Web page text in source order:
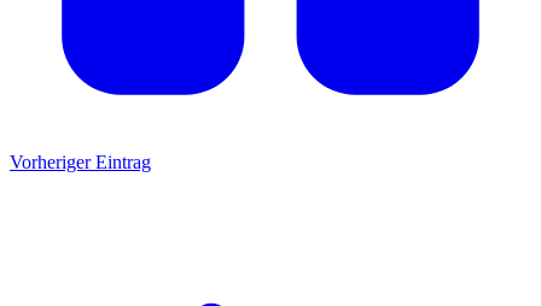
Vorheriger Eintrag